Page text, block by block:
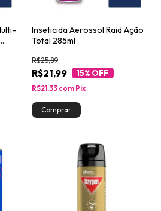
Inseticida Aerossol Raid Ação
Total 285ml
R$21,99
R$25,89
15% OFF
R$21,33 com Pix